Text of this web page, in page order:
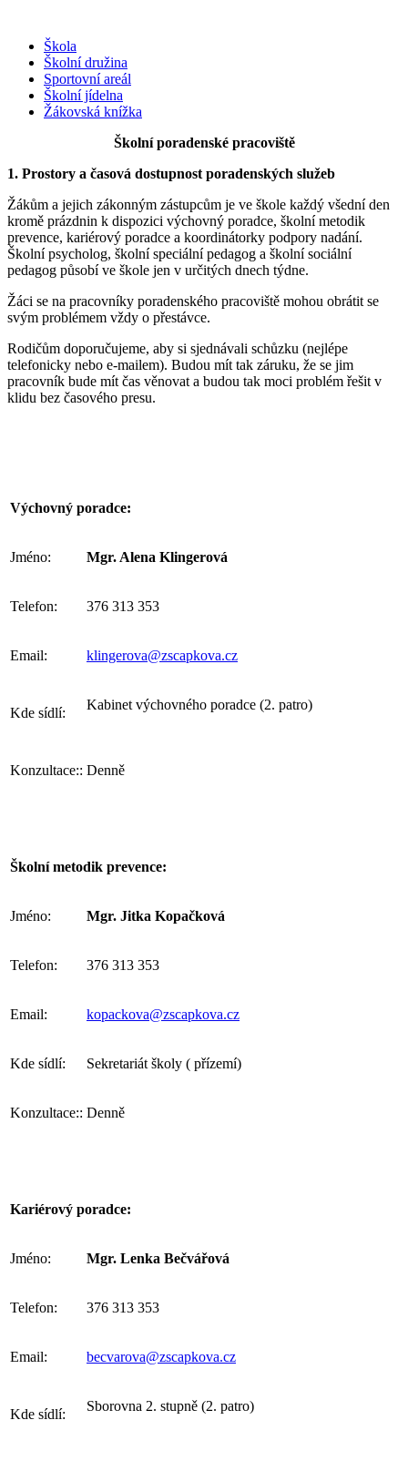
Škola
Školní družina
Sportovní areál
Školní jídelna
Žákovská knížka
Školní poradenské pracoviště
1. Prostory a časová dostupnost poradenských služeb
Žákům a jejich zákonným zástupcům je ve škole každý všední den
kromě prázdnin k dispozici výchovný poradce, školní metodik
prevence, kariérový poradce a koordinátorky podpory nadání.
Školní psycholog, školní speciální pedagog a školní sociální
pedagog působí ve škole jen v určitých dnech týdne.
Žáci se na pracovníky poradenského pracoviště mohou obrátit se
svým problémem vždy o přestávce.
Rodičům doporučujeme, aby si sjednávali schůzku (nejlépe
telefonicky nebo e-mailem). Budou mít tak záruku, že se jim
pracovník bude mít čas věnovat a budou tak moci problém řešit v
klidu bez časového presu.
Výchovný poradce:
Jméno: Mgr. Alena Klingerová
Telefon: 376 313 353
Email: klingerova@zscapkova.cz
Kde sídlí:
Kabinet výchovného poradce (2. patro)
Konzultace:: Denně
Školní metodik prevence:
Jméno: Mgr. Jitka Kopačková
Telefon: 376 313 353
Email: kopackova@zscapkova.cz
Kde sídlí: Sekretariát školy ( přízemí)
Konzultace:: Denně
Kariérový poradce:
Jméno: Mgr. Lenka Bečvářová
Telefon: 376 313 353
Email: becvarova@zscapkova.cz
Kde sídlí:
Sborovna 2. stupně (2. patro)